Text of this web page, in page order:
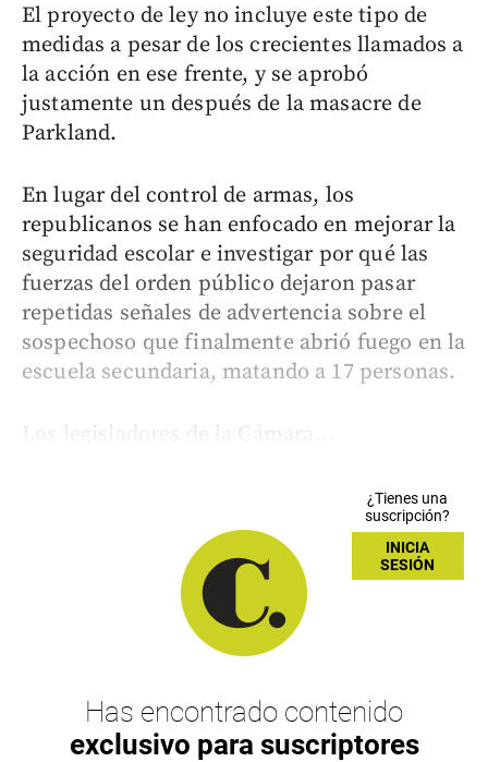
El proyecto de ley no incluye este tipo de
medidas a pesar de los crecientes llamados a
la acción en ese frente, y se aprobó
justamente un después de la masacre de
Parkland.
En lugar del control de armas, los
republicanos se han enfocado en mejorar la
seguridad escolar e investigar por qué las
fuerzas del orden público dejaron pasar
repetidas señales de advertencia sobre el
sospechoso que finalmente abrió fuego en la
escuela secundaria, matando a 17 personas.
Los legisladores de la Cámara...
¿Tienes una
suscripción?
INICIA
SESIÓN
Has encontrado contenido
exclusivo para suscriptores